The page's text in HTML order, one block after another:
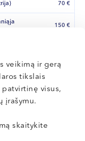
veikimą ir gerą
tikslais
patvirtinę visus,
įrašymu.
skaitykite
70 €
150 €
70 €